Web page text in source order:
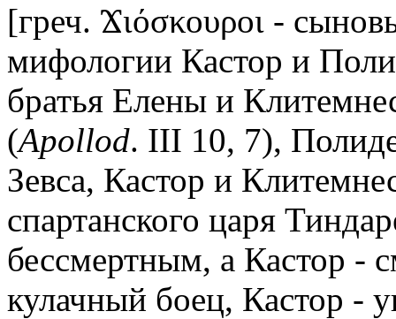
[греч. Ϫιόσκουροι -
мифологии Кастор и
братья Елены и
(Apollod. III 10, 7),
Зевса, Кастор и
спартанского царя
бессмертным, а Кастор -
кулачный боец, Кастор -